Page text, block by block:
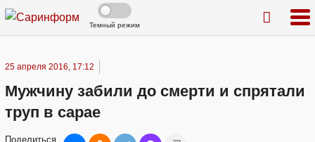
Темный режим
25 апреля 2016, 17:12
Мужчину забили до смерти и спрятали
труп в сарае
Поделиться